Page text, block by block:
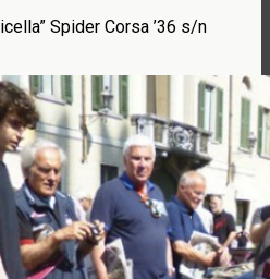
Spider Corsa ’36 s/n